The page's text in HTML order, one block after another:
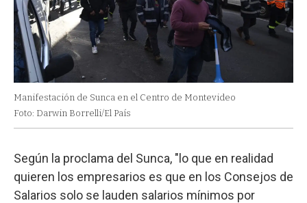
Manifestación de Sunca en el Centro de Montevideo
Foto: Darwin Borrelli/El País
Según la proclama del Sunca, "lo que en realidad
quieren los empresarios es que en los Consejos de
Salarios solo se lauden salarios mínimos por